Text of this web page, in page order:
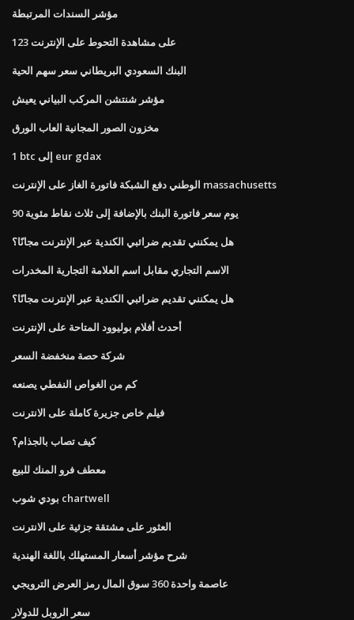
مؤشر السندات المرتبطة
على مشاهدة التحوط على الإنترنت 123
البنك السعودي البريطاني سعر سهم الحية
مؤشر شنتشن المركب البياني يعيش
مخزون الصور المجانية العاب الورق
1 btc إلى eur gdax
الوطني دفع الشبكة فاتورة الغاز على الإنترنت massachusetts
90 يوم سعر فاتورة البنك بالإضافة إلى ثلاث نقاط مئوية
هل يمكنني تقديم ضرائبي الكندية عبر الإنترنت مجانًا؟
الاسم التجاري مقابل اسم العلامة التجارية المخدرات
هل يمكنني تقديم ضرائبي الكندية عبر الإنترنت مجانًا؟
أحدث أفلام بوليوود المتاحة على الإنترنت
شركة حصة منخفضة السعر
كم من الغواص النفطي يصنعه
فيلم خاص جزيرة كاملة على الانترنت
كيف تصاب بالجذام؟
معطف فرو المنك للبيع
بودي شوب chartwell
العثور على مشتقة جزئية على الانترنت
شرح مؤشر أسعار المستهلك باللغة الهندية
عاصمة واحدة 360 سوق المال رمز العرض الترويجي
سعر الروبل للدولار